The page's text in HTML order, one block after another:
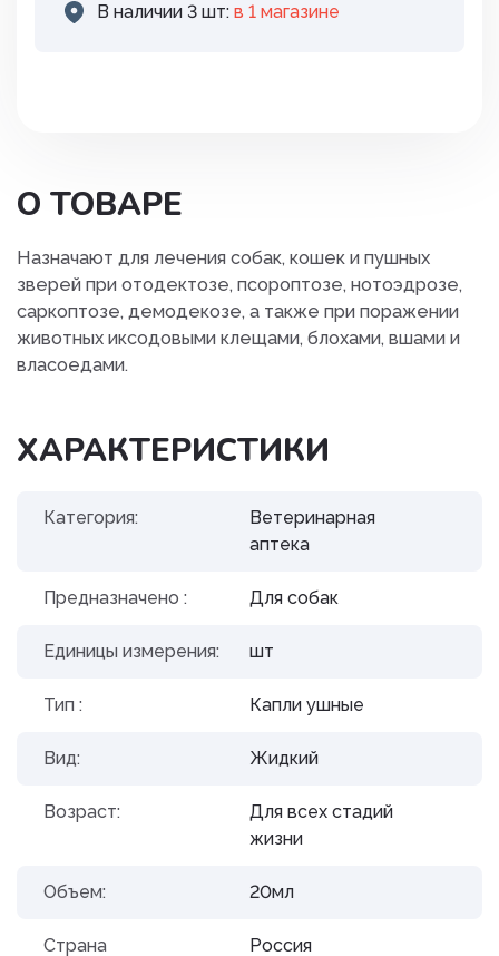
В наличии 3 шт: в 1 магазинe
О ТОВАРЕ
Назначают для лечения собак, кошек и пушных
зверей при отодектозе, псороптозе, нотоэдрозе,
саркоптозе, демодекозе, а также при поражении
животных иксодовыми клещами, блохами, вшами и
власоедами.
ХАРАКТЕРИСТИКИ
Категория:
Ветеринарная
аптека
Предназначено : Для собак
Единицы измерения: шт
Тип : Капли ушные
Вид: Жидкий
Возраст:
Для всех стадий
жизни
Объем: 20мл
Страна Россия